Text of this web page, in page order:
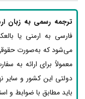
ترجمه رسمی به زبان
فارسی به ارمنی یا
می‌شود که به‌صورت حقوقی
معمولاً برای ارائه به
دولتی این کشور و سایر
باید مطابق با ضوابط و